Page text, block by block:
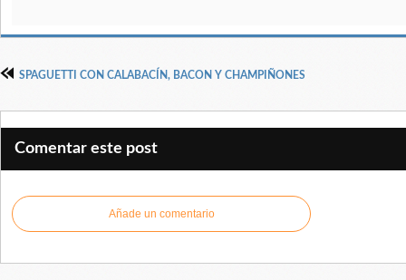
SPAGUETTI CON CALABACÍN, BACON Y CHAMPIÑONES
Comentar este post
Añade un comentario